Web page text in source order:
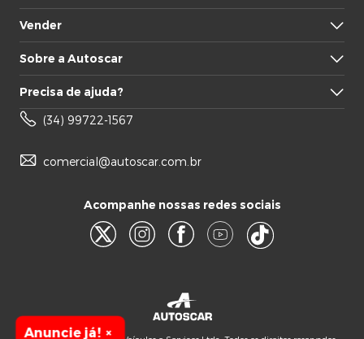
Vender
Sobre a Autoscar
Precisa de ajuda?
(34) 99722-1567
comercial@autoscar.com.br
Acompanhe nossas redes sociais
Anuncie já! ×